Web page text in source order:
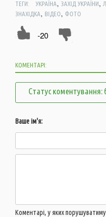
ТЕГИ: УКРАЇНА, ЗАХІД УКРАЇНИ,
ЗНАХІДКА, ВІДЕО, ФОТО
-20
КОМЕНТАРІ:
Статус коментування:
Ваше ім'я:
Коментарі, у яких